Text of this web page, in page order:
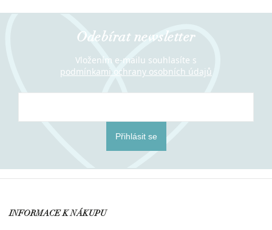
Odebírat newsletter
Vložením e-mailu souhlasíte s
podmínkami ochrany osobních údajů
Přihlásit se
INFORMACE K NÁKUPU